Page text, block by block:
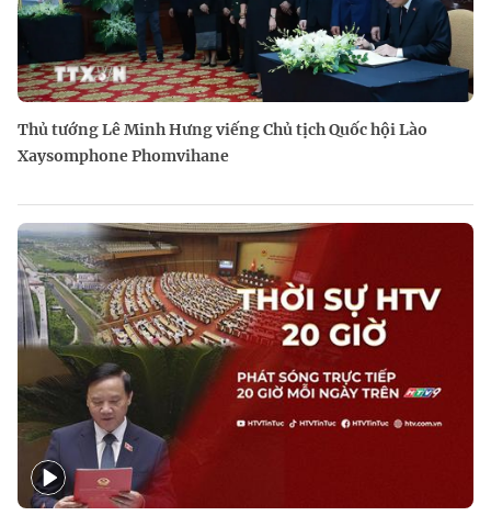
Thủ tướng Lê Minh Hưng viếng Chủ tịch Quốc hội Lào
Xaysomphone Phomvihane